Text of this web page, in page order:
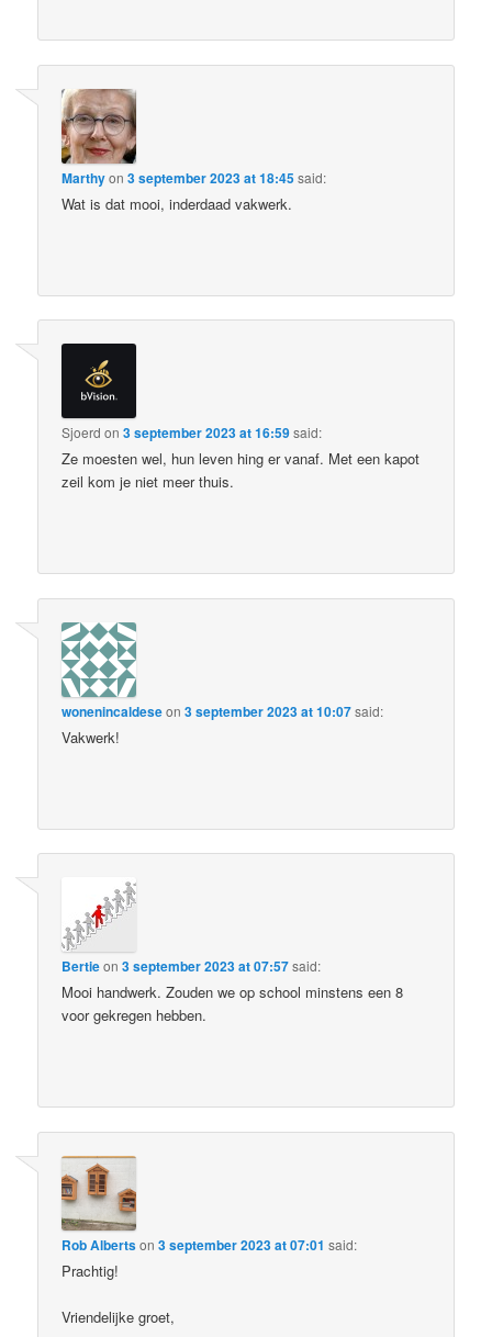
Marthyon3 september 2023 at 18:45said:
Wat is dat mooi, inderdaad vakwerk.
Sjoerd on3 september 2023 at 16:59said:
Ze moesten wel, hun leven hing er vanaf. Met een kapot
zeil kom je niet meer thuis.
wonenincaldeseon3 september 2023 at 10:07said:
Vakwerk!
Bertieon3 september 2023 at 07:57said:
Mooi handwerk. Zouden we op school minstens een 8
voor gekregen hebben.
Rob Albertson3 september 2023 at 07:01 said:
Prachtig!
Vriendelijke groet,